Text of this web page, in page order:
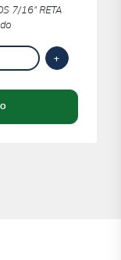
7/16" RETA